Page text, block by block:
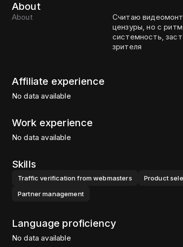
About
About
Считаю
цензуры, но с
системность,
зрителя
Affiliate experience
No data available
Work experience
No data available
Skills
Traffic verification from webmasters Product
Partner management
Language proficiency
No data available